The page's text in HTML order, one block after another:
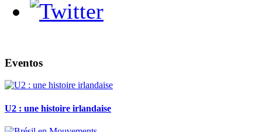
Eventos
U2 : une histoire irlandaise